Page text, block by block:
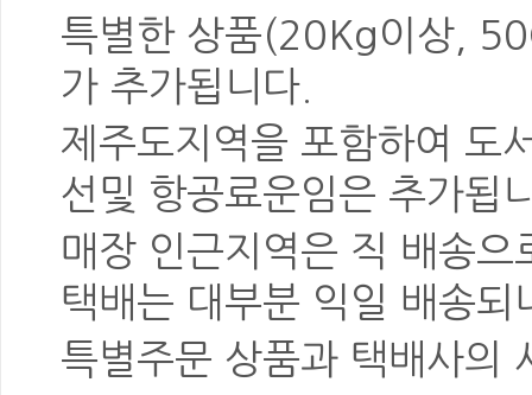
특별한 상품(20Kg이상,
가 추가됩니다.
제주도지역을 포함하여 도
선및 항공료운임은 추가됩
매장 인근지역은 직 배송
택배는 대부분 익일 배송되
특별주문 상품과 택배사의